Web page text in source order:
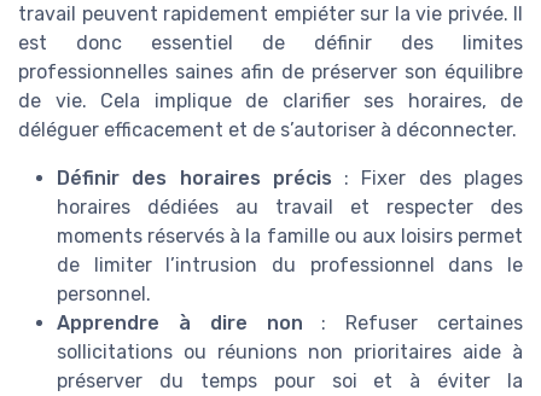
travail peuvent rapidement empiéter sur la vie privée. Il
est donc essentiel de définir des limites
professionnelles saines afin de préserver son équilibre
de vie. Cela implique de clarifier ses horaires, de
déléguer efficacement et de s’autoriser à déconnecter.
Définir des horaires précis : Fixer des plages
horaires dédiées au travail et respecter des
moments réservés à la famille ou aux loisirs permet
de limiter l’intrusion du professionnel dans le
personnel.
Apprendre à dire non : Refuser certaines
sollicitations ou réunions non prioritaires aide à
préserver du temps pour soi et à éviter la